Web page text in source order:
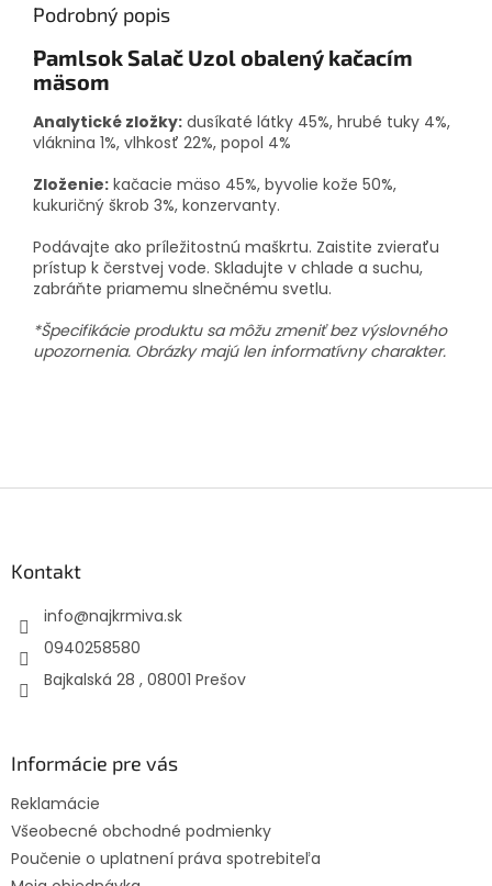
Podrobný popis
Pamlsok Salač Uzol obalený kačacím
mäsom
Analytické zložky: dusíkaté látky 45%, hrubé tuky 4%,
vláknina 1%, vlhkosť 22%, popol 4%
Zloženie: kačacie mäso 45%, byvolie kože 50%,
kukuričný škrob 3%, konzervanty.
Podávajte ako príležitostnú maškrtu. Zaistite zvieraťu
prístup k čerstvej vode. Skladujte v chlade a suchu,
zabráňte priamemu slnečnému svetlu.
*Špecifikácie produktu sa môžu zmeniť bez výslovného
upozornenia. Obrázky majú len informatívny charakter.
Kontakt
info@najkrmiva.sk
0940258580
Bajkalská 28 , 08001 Prešov
Informácie pre vás
Reklamácie
Všeobecné obchodné podmienky
Poučenie o uplatnení práva spotrebiteľa